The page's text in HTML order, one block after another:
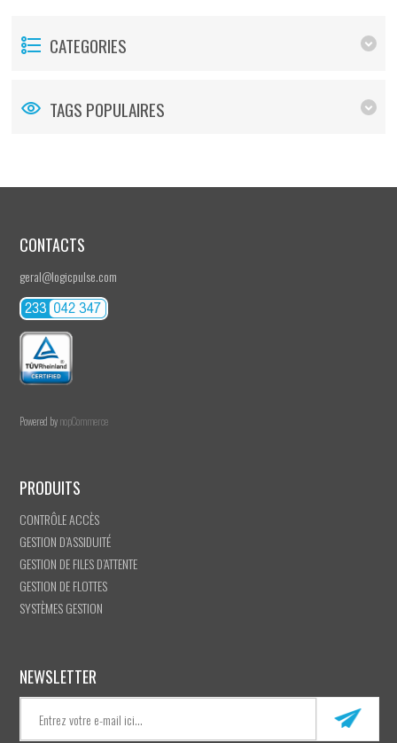
CATEGORIES
TAGS POPULAIRES
CONTACTS
geral@logicpulse.com
Powered bynopCommerce
PRODUITS
CONTRÔLE ACCÈS
GESTION D’ASSIDUITÉ
GESTION DE FILES D’ATTENTE
GESTION DE FLOTTES
SYSTÈMES GESTION
NEWSLETTER